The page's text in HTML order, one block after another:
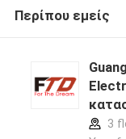
Περίπου εμείς
3